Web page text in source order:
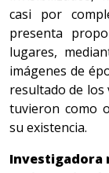
casi por
presenta
lugares,
imágenes de
resultado de los
tuvieron como
su existencia.
Investigadora